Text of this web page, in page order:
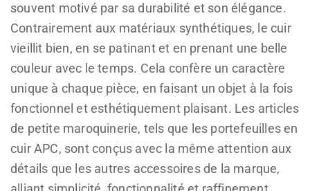
souvent motivé par sa durabilité et son élégance.
Contrairement aux matériaux synthétiques, le cuir
vieillit bien, en se patinant et en prenant une belle
couleur avec le temps. Cela confère un caractère
unique à chaque pièce, en faisant un objet à la fois
fonctionnel et esthétiquement plaisant. Les articles
de petite maroquinerie, tels que les portefeuilles en
cuir APC, sont conçus avec la même attention aux
détails que les autres accessoires de la marque,